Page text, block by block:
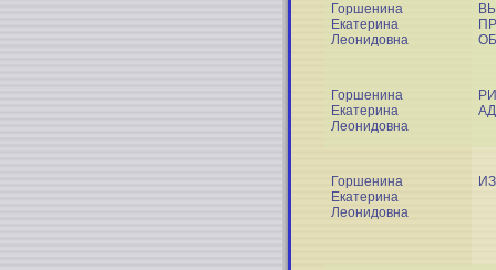
Горшенина
Екатерина
Леонидовна
Горшенина
Екатерина
Леонидовна
Горшенина
Екатерина
Леонидовна